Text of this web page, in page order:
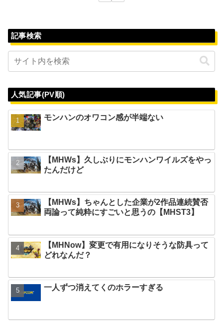
記事検索
人気記事(PV順)
モンハンのオワコン感が半端ない
【MHWs】久しぶりにモンハンワイルズをやっ
たんだけど
【MHWs】ちゃんとした企業が2作品連続賛否
両論って純粋にすごいと思うの【MHST3】
【MHNow】変更で有用になりそうな防具って
どれなんだ？
一人ずつ消えてくのホラーすぎる